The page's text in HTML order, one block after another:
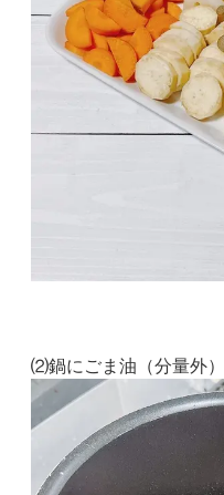
⑵鍋にごま油（分量外